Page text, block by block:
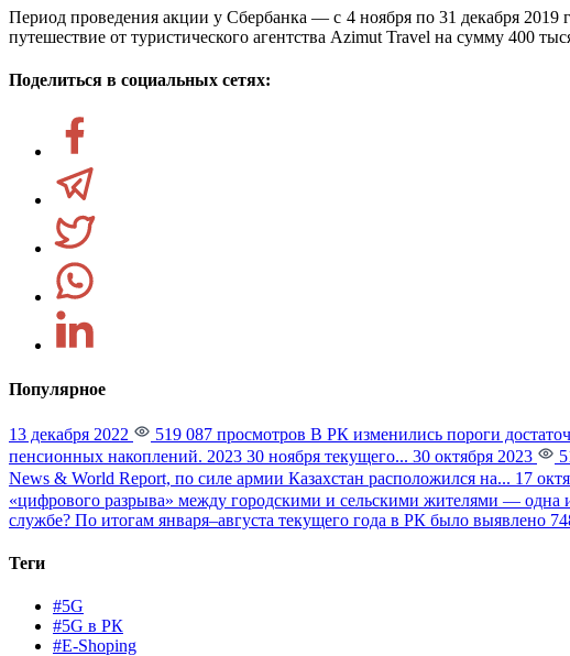
Период проведения акции у Сбербанка — с 4 ноября по 31 декабря 2019
путешествие от туристического агентства Azimut Travel на сумму 400
Поделиться в социальных сетях:
Популярное
13 декабря 2022 519 087 просмотров В РК изменились пороги
пенсионных накоплений. 2023 30 ноября текущего... 30 октября 2023
News & World Report, по силе армии Казахстан расположился на... 17
«цифрового разрыва» между городскими и сельскими жителями — одна
службе? По итогам января–августа текущего года в РК было выявлено
Теги
#5G
#5G в РК
#E-Shoping